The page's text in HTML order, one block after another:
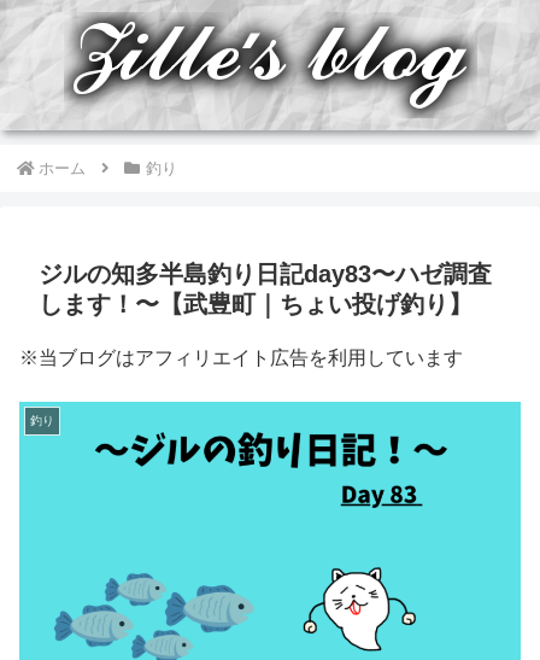
ホーム 釣り
ジルの知多半島釣り日記day83〜ハゼ調査
します！〜【武豊町｜ちょい投げ釣り】
※当ブログはアフィリエイト広告を利用しています
釣り